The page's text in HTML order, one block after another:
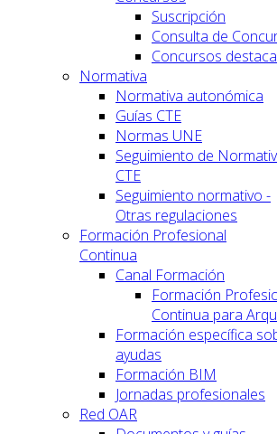
Suscripción
Consulta de
Concursos
Normativa
Normativa autonómica
Guías CTE
Normas UNE
Seguimiento de
CTE
Seguimiento normativo -
Otras regulaciones
Formación Profesional
Continua
Canal Formación
Formación
Continua para
Formación específica
ayudas
Formación BIM
Jornadas profesionales
Red OAR